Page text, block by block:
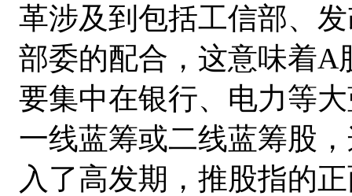
革涉及到包括工信部、
部委的配合，这意味着A
要集中在银行、电力等
一线蓝筹或二线蓝筹股
入了高发期，推股指的